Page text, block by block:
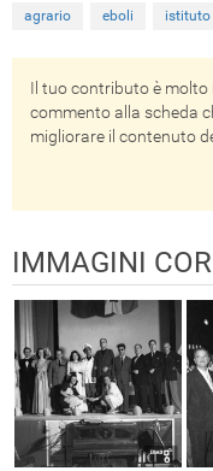
agrario eboli istituto
Il tuo contributo è molto
commento alla scheda
migliorare il contenuto
IMMAGINI